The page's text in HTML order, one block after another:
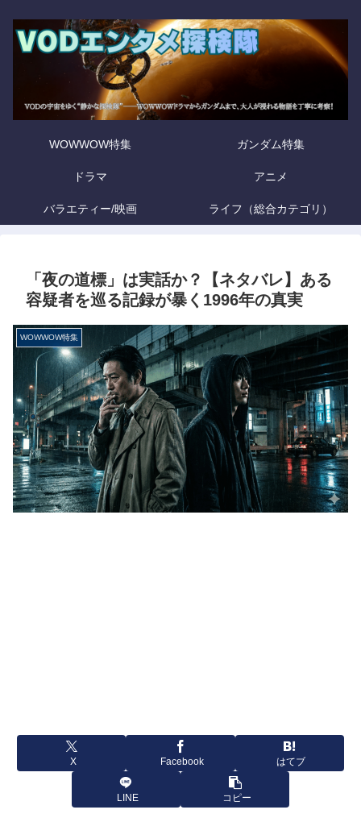
WOWWOW特集 ガンダム特集
ドラマ アニメ
バラエティー/映画 ライフ（総合カテゴリ）
「夜の道標」は実話か？【ネタバレ】ある
容疑者を巡る記録が暴く1996年の真実
WOWWOW特集
X Facebook はてブ
LINE コピー